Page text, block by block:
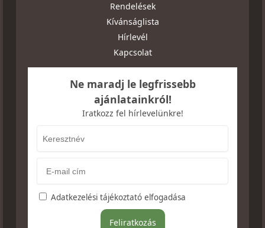
Rendelések
Kívánságlista
Hírlevél
Kapcsolat
Ne maradj le legfrissebb
ajánlatainkról!
Iratkozz fel hírlevelünkre!
Adatkezelési tájékoztató elfogadása